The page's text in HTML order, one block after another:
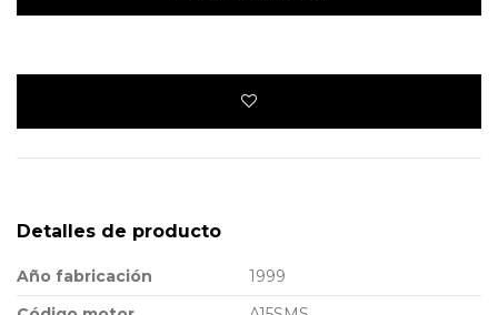
Detalles de producto
Año fabricación
1999